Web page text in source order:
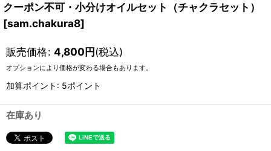
クーポン不可・小分けオイルセット（チャクラセット）
[sam.chakura8]
販売価格: 4,800円(税込)
オプションにより価格が変わる場合もあります。
加算ポイント: 5ポイント
在庫あり